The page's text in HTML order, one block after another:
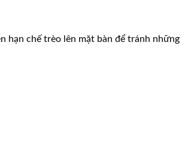
hạn chế trèo lên mặt bàn để tránh những